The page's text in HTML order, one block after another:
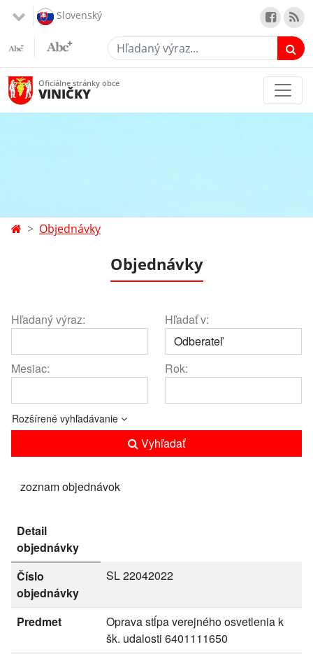
Slovenský
Hľadaný výraz...
Oficiálne stránky obce
VINIČKY
Objednávky
Objednávky
Hľadaný výraz: Hľadať v:
Mesiac: Rok:
Rozšírené vyhľadávanie
Vyhľadať
zoznam objednávok
Detail
objednávky
Číslo
objednávky
SL 22042022
Predmet
Oprava stĺpa verejného osvetlenia k
šk. udalosti 6401111650